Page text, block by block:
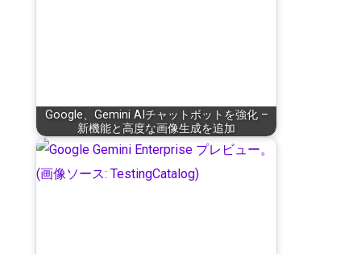
Google、Gemini AIチャットボットを強化 –
新機能と高度な画像生成を追加